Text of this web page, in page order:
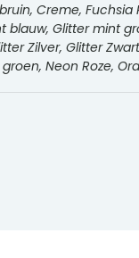
Creme, Fuchsia
blauw, Glitter mint
Zilver, Glitter
Neon Roze,